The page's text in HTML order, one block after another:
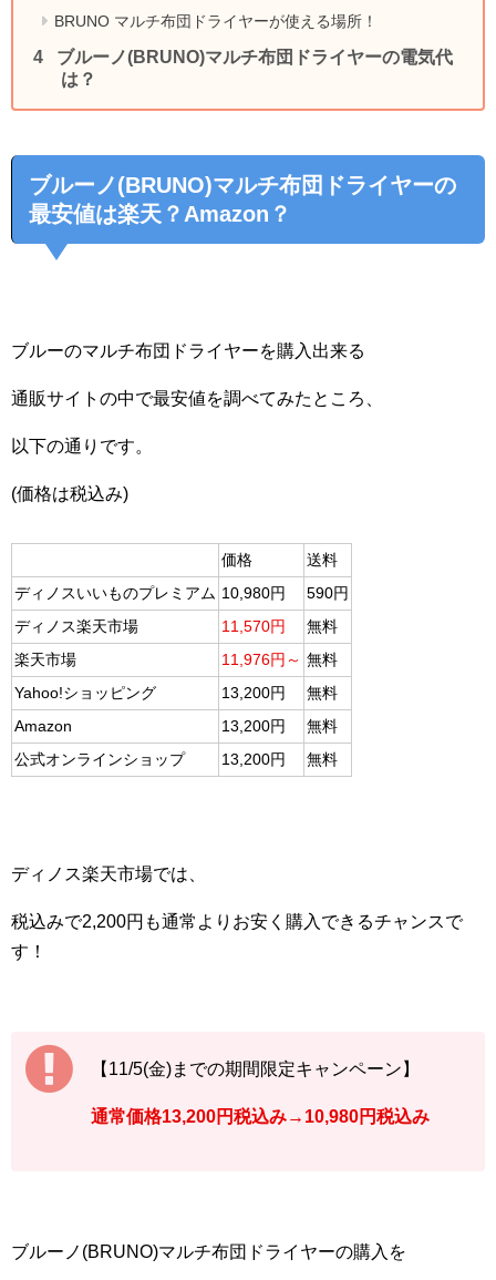
BRUNO マルチ布団ドライヤーが使える場所！
ブルーノ(BRUNO)マルチ布団ドライヤーの電気代
は？
ブルーノ(BRUNO)マルチ布団ドライヤーの
最安値は楽天？Amazon？
ブルーのマルチ布団ドライヤーを購入出来る
通販サイトの中で最安値を調べてみたところ、
以下の通りです。
(価格は税込み)
価格
送料
ディノスいいものプレミアム 10,980円
590円
ディノス楽天市場
11,570円
無料
楽天市場
11,976円～ 無料
Yahoo!ショッピング
13,200円
無料
Amazon
13,200円
無料
公式オンラインショップ
13,200円 無料
ディノス楽天市場では、
税込みで2,200円も通常よりお安く購入できるチャンスで
す！
【11/5(金)までの期間限定キャンペーン】
通常価格13,200円税込み→10,980円税込み
ブルーノ(BRUNO)マルチ布団ドライヤーの購入を